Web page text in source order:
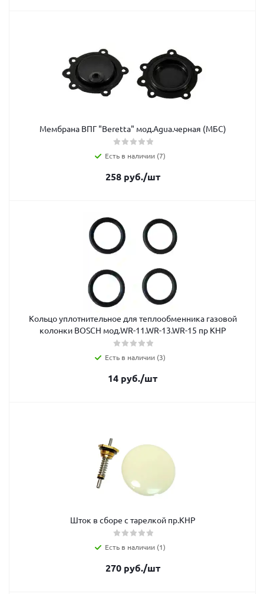
Мембрана ВПГ "Beretta" мод.Agua.черная (МБС)
Есть в наличии (7)
258руб./шт
Кольцо уплотнительное для теплообменника газовой
колонки BOSCH мод.WR-11.WR-13.WR-15 пр КНР
Есть в наличии (3)
14 руб./шт
Шток в сборе с тарелкой пр.КНР
Есть в наличии (1)
270руб./шт